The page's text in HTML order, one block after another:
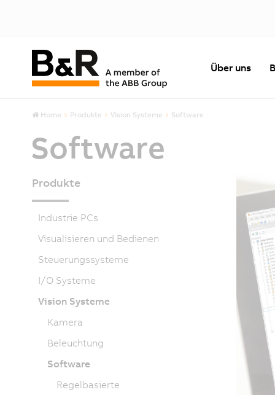
Über uns
Home Produkte Vision Systeme Software
Software
Produkte
Industrie PCs
Visualisieren und Bedienen
Steuerungssysteme
I/O Systeme
Vision Systeme
Kamera
Beleuchtung
Software
Regelbasierte